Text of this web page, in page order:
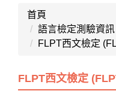
首頁
語言檢定測驗資
FLPT西文檢定
FLPT西文檢定